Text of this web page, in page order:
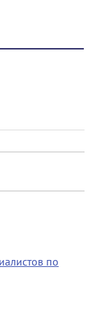
по